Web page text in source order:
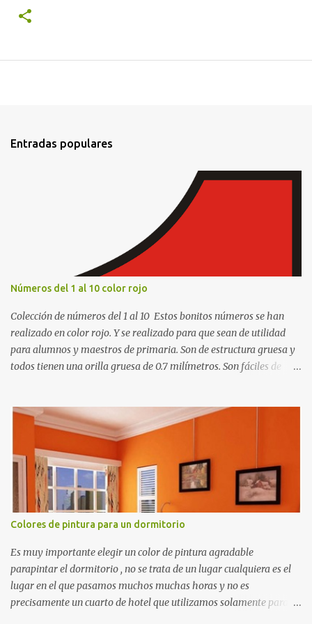
Entradas populares
Números del 1 al 10 color rojo
Colección de números del 1 al 10 Estos bonitos números se han
realizado en color rojo. Y se realizado para que sean de utilidad
para alumnos y maestros de primaria. Son de estructura gruesa y
todos tienen una orilla gruesa de 0.7 milímetros. Son fáciles de
matemáticos, para decorar los cumpleaños de los niños, entre
otras cosas.
Colores de pintura para un dormitorio
Es muy importante elegir un color de pintura agradable
parapintar el dormitorio , no se trata de un lugar cualquiera es el
lugar en el que pasamos muchos muchas horas y no es
precisamente un cuarto de hotel que utilizamos solamente para